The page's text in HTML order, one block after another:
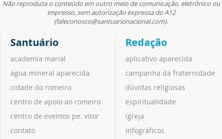
Não reproduza o conteúdo em outro meio de comunicação, eletrônico ou
impresso, sem autorização expressa do A12
(faleconosco@santuarionacional.com).
Santuário
academia marial
água mineral aparecida
cidade do romeiro
centro de apoio ao romeiro
centro de eventos pe. vitor
contato
Redação
aplicativo aparecida
campanha da fraternidade
dúvidas religiosas
espiritualidade
igreja
infográficos